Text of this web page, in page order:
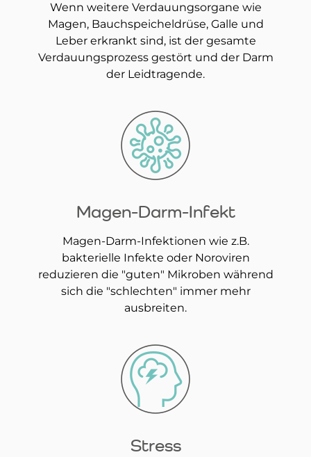
Wenn weitere Verdauungsorgane wie
Magen, Bauchspeicheldrüse, Galle und
Leber erkrankt sind, ist der gesamte
Verdauungsprozess gestört und der Darm
der Leidtragende.
Magen-Darm-Infekt
Magen-Darm-Infektionen wie z.B.
bakterielle Infekte oder Noroviren
reduzieren die "guten" Mikroben während
sich die "schlechten" immer mehr
ausbreiten.
Stress